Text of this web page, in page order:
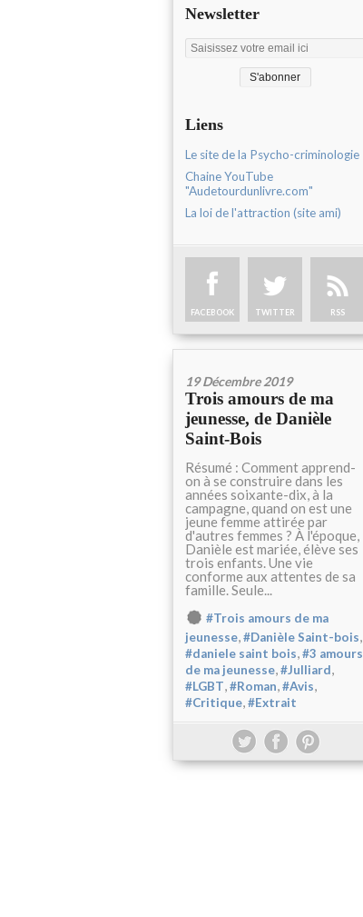
Newsletter
Liens
Le site de la Psycho-criminologie
Chaine YouTube
"Audetourdunlivre.com"
La loi de l'attraction (site ami)
FACEBOOK TWITTER RSS
19 Décembre 2019
Trois amours de ma
jeunesse, de Danièle
Saint-Bois
Résumé : Comment apprend-
on à se construire dans les
années soixante-dix, à la
campagne, quand on est une
jeune femme attirée par
d'autres femmes ? À l'époque,
Danièle est mariée, élève ses
trois enfants. Une vie
conforme aux attentes de sa
famille. Seule...
#Trois amours de ma
jeunesse,#Danièle Saint-bois,
#daniele saint bois,#3 amours
de ma jeunesse,#Julliard,
#LGBT,#Roman,#Avis,
#Critique,#Extrait